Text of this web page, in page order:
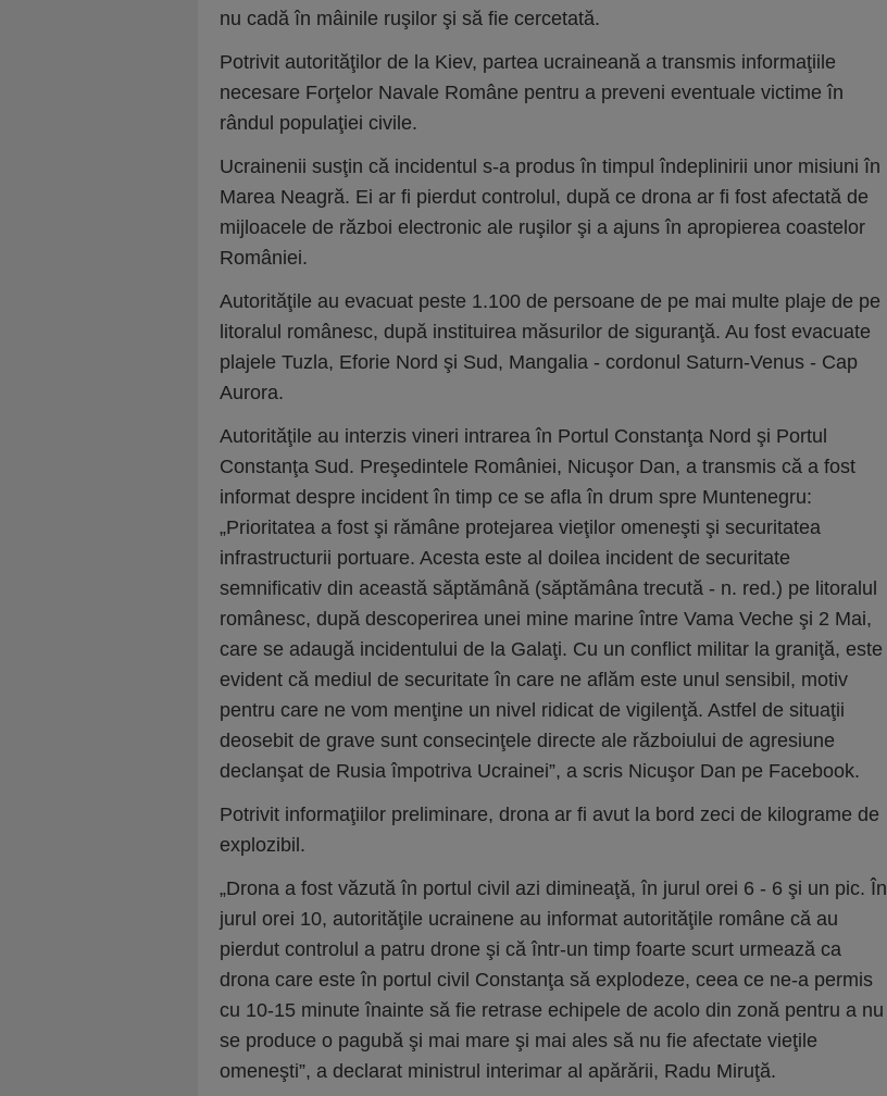
nu cadă în mâinile ruşilor şi să fie cercetată.
Potrivit autorităţilor de la Kiev, partea ucraineană a transmis informaţiile
necesare Forţelor Navale Române pentru a preveni eventuale victime în
rândul populaţiei civile.
Ucrainenii susţin că incidentul s-a produs în timpul îndeplinirii unor misiuni în
Marea Neagră. Ei ar fi pierdut controlul, după ce drona ar fi fost afectată de
mijloacele de război electronic ale ruşilor şi a ajuns în apropierea coastelor
României.
Autorităţile au evacuat peste 1.100 de persoane de pe mai multe plaje de pe
litoralul românesc, după instituirea măsurilor de siguranţă. Au fost evacuate
plajele Tuzla, Eforie Nord şi Sud, Mangalia - cordonul Saturn-Venus - Cap
Aurora.
Autorităţile au interzis vineri intrarea în Portul Constanţa Nord şi Portul
Constanţa Sud. Preşedintele României, Nicuşor Dan, a transmis că a fost
informat despre incident în timp ce se afla în drum spre Muntenegru:
„Prioritatea a fost şi rămâne protejarea vieţilor omeneşti şi securitatea
infrastructurii portuare. Acesta este al doilea incident de securitate
semnificativ din această săptămână (săptămâna trecută - n. red.) pe litoralul
românesc, după descoperirea unei mine marine între Vama Veche şi 2 Mai,
care se adaugă incidentului de la Galaţi. Cu un conflict militar la graniţă, este
evident că mediul de securitate în care ne aflăm este unul sensibil, motiv
pentru care ne vom menţine un nivel ridicat de vigilenţă. Astfel de situaţii
deosebit de grave sunt consecinţele directe ale războiului de agresiune
declanşat de Rusia împotriva Ucrainei”, a scris Nicuşor Dan pe Facebook.
Potrivit informaţiilor preliminare, drona ar fi avut la bord zeci de kilograme de
explozibil.
„Drona a fost văzută în portul civil azi dimineaţă, în jurul orei 6 - 6 şi un pic. În
jurul orei 10, autorităţile ucrainene au informat autorităţile române că au
pierdut controlul a patru drone şi că într-un timp foarte scurt urmează ca
drona care este în portul civil Constanţa să explodeze, ceea ce ne-a permis
cu 10-15 minute înainte să fie retrase echipele de acolo din zonă pentru a nu
se produce o pagubă şi mai mare şi mai ales să nu fie afectate vieţile
omeneşti”, a declarat ministrul interimar al apărării, Radu Miruţă.